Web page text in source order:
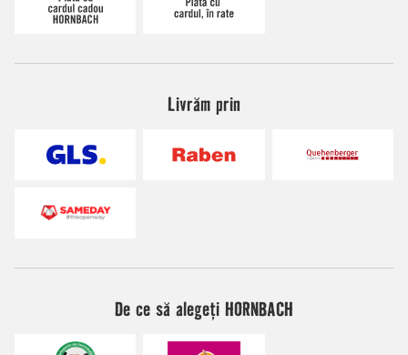
Livrăm prin
De ce să alegeți HORNBACH